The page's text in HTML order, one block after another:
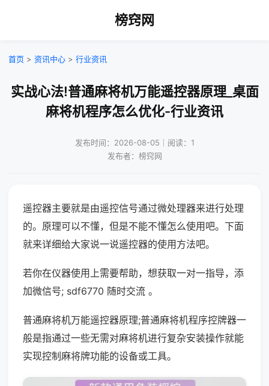
榜窍网
首页 > 资讯中心 > 行业资讯
实战心法!普通麻将机万能遥控器原理_桌面
麻将机程序怎么优化-行业资讯
发布时间：2026-08-05｜阅读：1
发布者：榜窍网
遥控器主要就是由遥控信号通过微处理器来进行处理
的。原理可以不懂，但是不能不懂怎么使用吧。下面
就来详细给大家说一说遥控器的使用方法吧。
若你在仪器使用上需要帮助，想获取一对一指导，添
加微信号; sdf6770 随时交流 。
普通麻将机万能遥控器原理;普通麻将机程序控牌器一
般是指通过一些无需对麻将机进行复杂安装操作就能
实现控制麻将牌功能的设备或工具。